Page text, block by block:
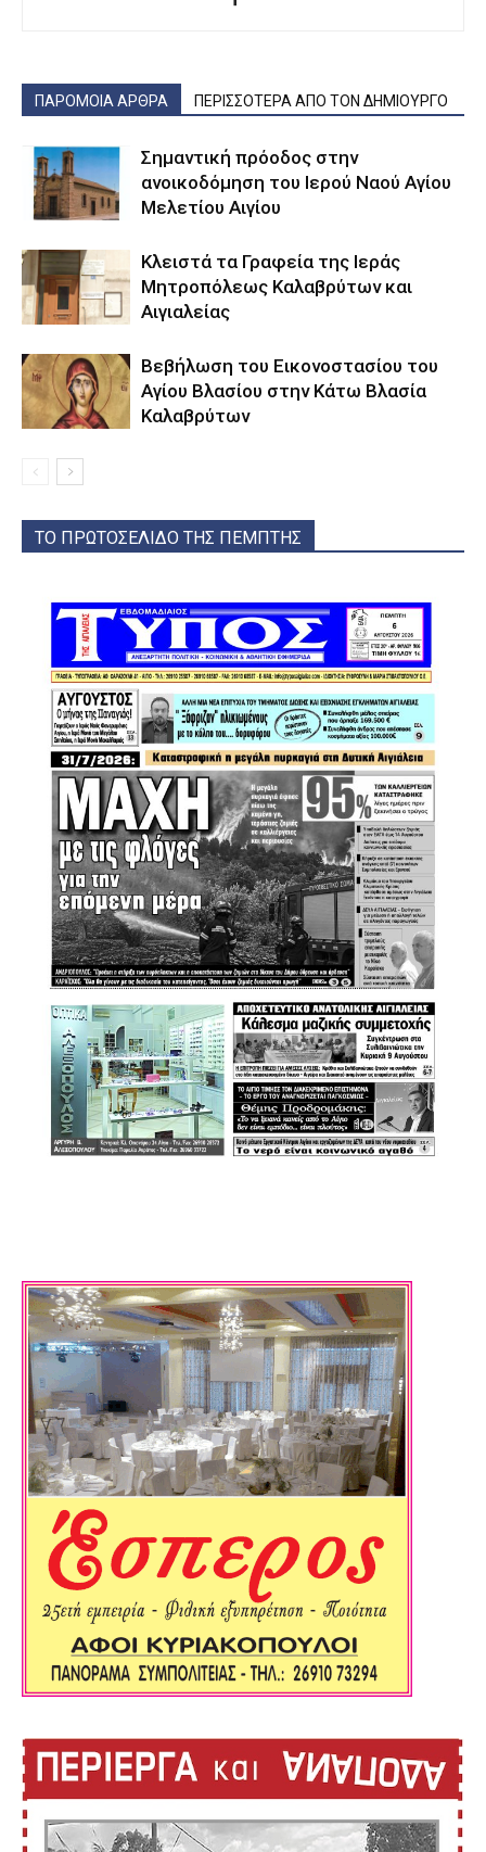
ΠΑΡΟΜΟΙΑ ΑΡΘΡΑ ΠΕΡΙΣΣΟΤΕΡΑ ΑΠΟ ΤΟΝ ΔΗΜΙΟΥΡΓΟ
Σημαντική πρόοδος στην
ανοικοδόμηση του Ιερού Ναού Αγίου
Μελετίου Αιγίου
Κλειστά τα Γραφεία της Ιεράς
Μητροπόλεως Καλαβρύτων και
Αιγιαλείας
Βεβήλωση του Εικονοστασίου του
Αγίου Βλασίου στην Κάτω Βλασία
Καλαβρύτων
ΤΟ ΠΡΩΤΟΣΕΛΙΔΟ ΤΗΣ ΠΕΜΠΤΗΣ